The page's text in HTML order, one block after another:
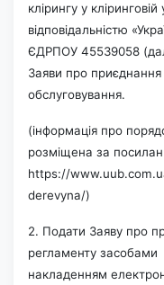
клірингу у
відповідальністю
ЄДРПОУ 45539058
Заяви про
обслуговування.
(інформація про
розміщена за
https://
derevyna/)
2. Подати Заяву про
регламенту засобами
накладенням